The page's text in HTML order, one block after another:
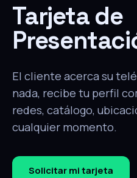
Tarjeta de
El cliente acerca su
nada, recibe tu perfil
redes, catálogo,
cualquier momento.
Solicitar mi tarjeta